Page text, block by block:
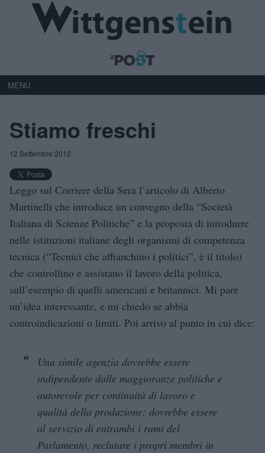
MENU
Stiamo freschi
12 Settembre 2012
Leggo sul Corriere della Sera l’articolo di Alberto
Martinelli che introduce un convegno della “Società
Italiana di Scienze Politiche” e la proposta di introdurre
nelle istituzioni italiane degli organismi di competenza
tecnica (“Tecnici che affianchino i politici”, è il titolo)
che controllino e assistano il lavoro della politica,
sull’esempio di quelli americani e britannici. Mi pare
un’idea interessante, e mi chiedo se abbia
controindicazioni o limiti. Poi arrivo al punto in cui dice:
Una simile agenzia dovrebbe essere
indipendente dalle maggioranze politiche e
autorevole per continuità di lavoro e
qualità della produzione; dovrebbe essere
al servizio di entrambi i rami del
Parlamento, reclutare i propri membri in